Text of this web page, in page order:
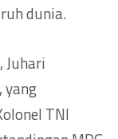
dunia.
Juhari
yang
TNI